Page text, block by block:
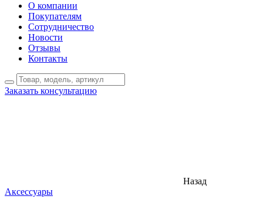
О компании
Покупателям
Сотрудничество
Новости
Отзывы
Контакты
Заказать консультацию
Назад
Аксессуары